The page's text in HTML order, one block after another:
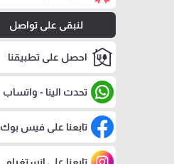
لنبقى على تواصل
احصل على تطبيقنا
تحدث الينا - واتساب
تابعنا على فيس بوك